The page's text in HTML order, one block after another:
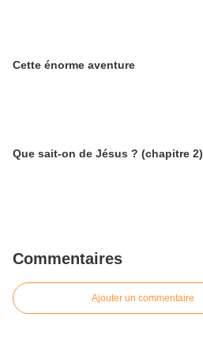
Cette énorme aventure
Que sait-on de Jésus ? (chapitre 2)
Commentaires
Ajouter un commentaire